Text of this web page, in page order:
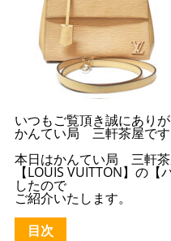
いつもご覧頂き誠にありが
かんてい局 三軒茶屋です
本日はかんてい局 三軒
【LOUIS VUITTON】の
したので
ご紹介いたします。
目次